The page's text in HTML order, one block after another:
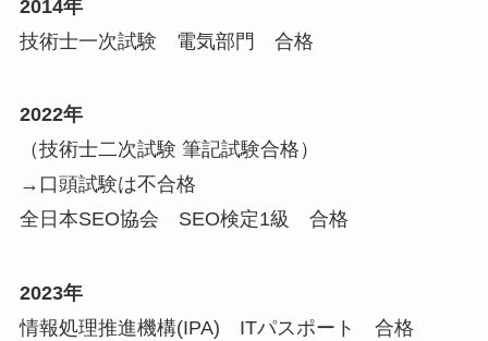
2014年
技術士一次試験 電気部門 合格
2022年
（技術士二次試験 筆記試験合格）
→口頭試験は不合格
全日本SEO協会 SEO検定1級 合格
2023年
情報処理推進機構(IPA) ITパスポート 合格